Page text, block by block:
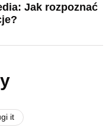
Jak rozpoznać
it